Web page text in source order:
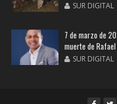
SUR DIGITAL
7 de marzo de
muerte de
SUR DIGITAL